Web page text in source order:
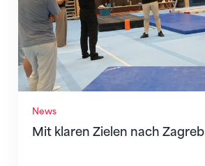
News
Mit klaren Zielen nach Zagreb